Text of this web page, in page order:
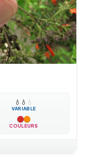
💧 💧 💧
VARIABLE
COULEURS